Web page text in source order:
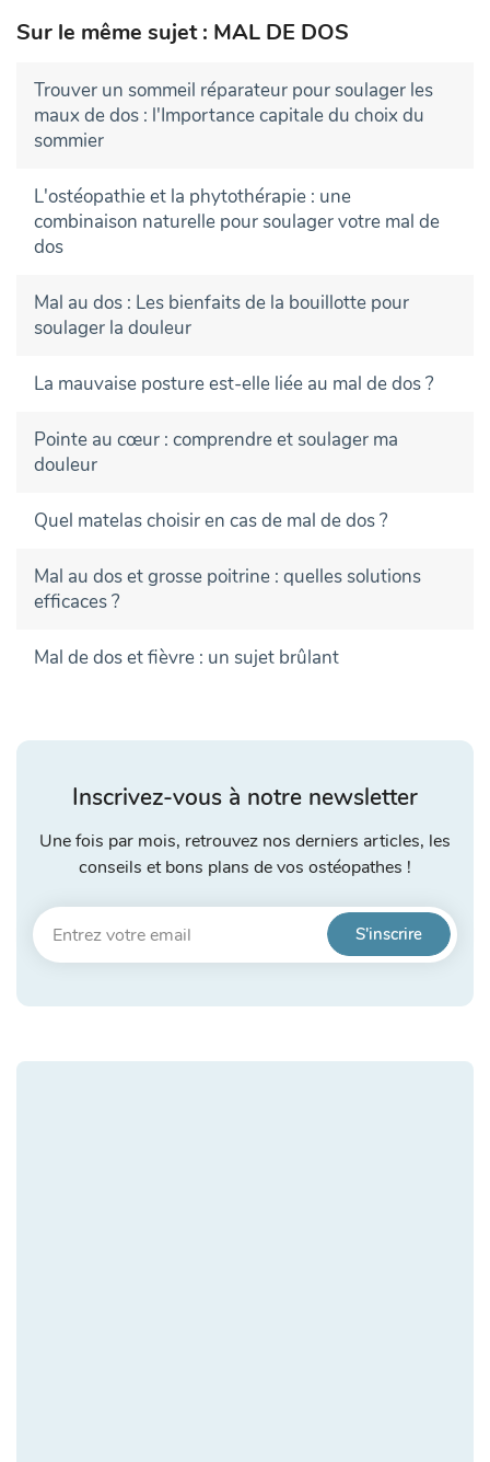
Sur le même sujet : MAL DE DOS
Trouver un sommeil réparateur pour soulager les
maux de dos : l'Importance capitale du choix du
sommier
L'ostéopathie et la phytothérapie : une
combinaison naturelle pour soulager votre mal de
dos
Mal au dos : Les bienfaits de la bouillotte pour
soulager la douleur
La mauvaise posture est-elle liée au mal de dos ?
Pointe au cœur : comprendre et soulager ma
douleur
Quel matelas choisir en cas de mal de dos ?
Mal au dos et grosse poitrine : quelles solutions
efficaces ?
Mal de dos et fièvre : un sujet brûlant
Inscrivez-vous à notre newsletter
Une fois par mois, retrouvez nos derniers articles, les
conseils et bons plans de vos ostéopathes !